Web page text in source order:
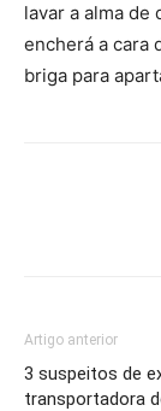
lavar a alma de
encherá a cara
briga para
Artigo anterior
3 suspeitos de
transportadora